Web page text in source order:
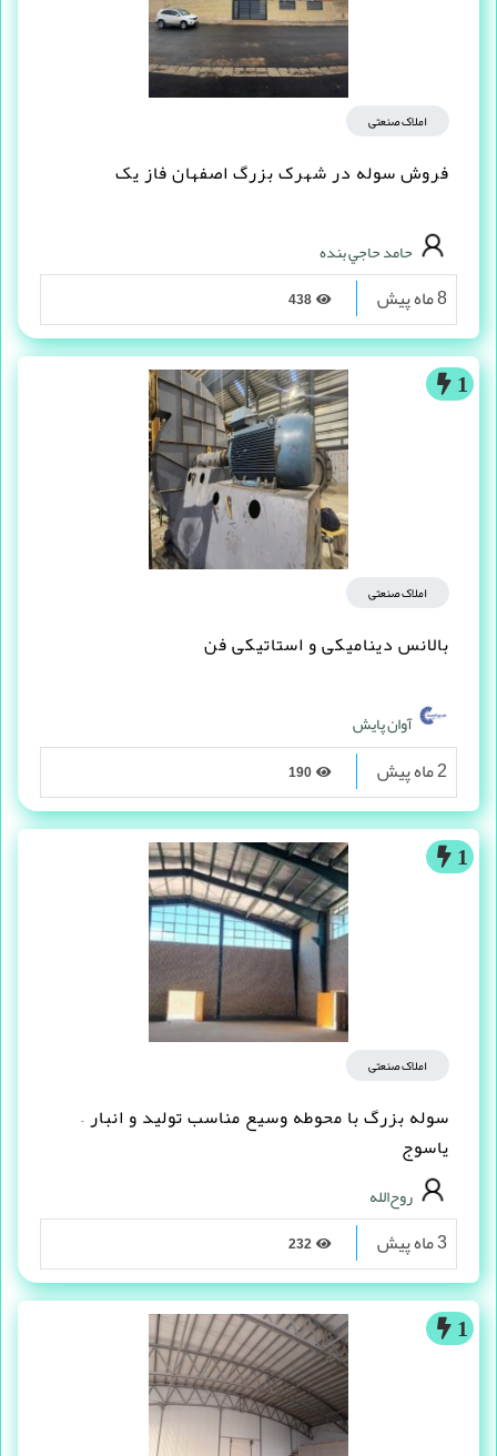
املاک صنعتی
فروش سوله در شهرک بزرگ اصفهان فاز یک
حامد حاجي بنده
8 ماه پیش
1
املاک صنعتی
بالانس دینامیکی و استاتیکی فن
آوان پایش
2 ماه پیش
1
املاک صنعتی
سوله بزرگ با محوطه وسیع مناسب تولید و انبار –
یاسوج
روح‌الله
3 ماه پیش
1